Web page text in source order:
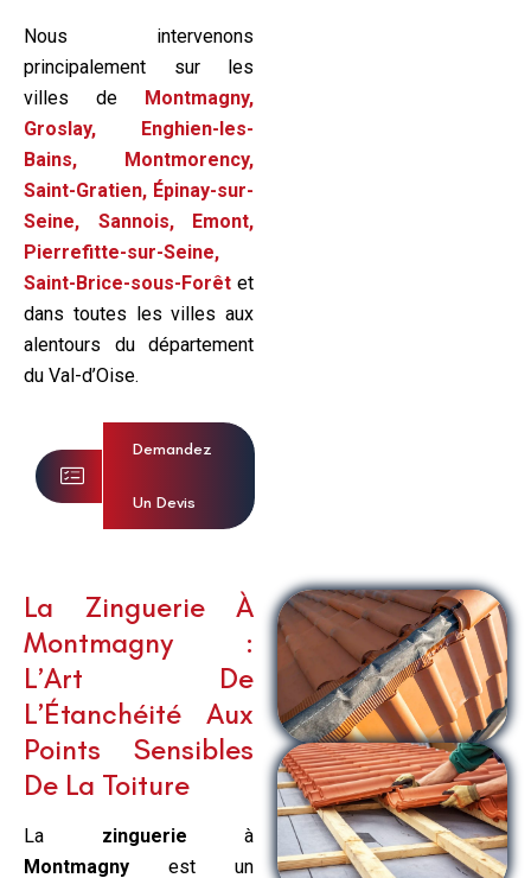
Nous intervenons
principalement sur les
villes de Montmagny,
Groslay, Enghien-les-
Bains, Montmorency,
Saint-Gratien, Épinay-sur-
Seine, Sannois, Emont,
Pierrefitte-sur-Seine,
Saint-Brice-sous-Forêt et
dans toutes les villes aux
alentours du département
du Val-d’Oise.
Demandez
Un Devis
La Zinguerie À
Montmagny :
L’Art De
L’Étanchéité Aux
Points Sensibles
De La Toiture
La zinguerie à
Montmagny est un